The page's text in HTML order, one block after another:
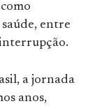
entre
a jornada
anos,